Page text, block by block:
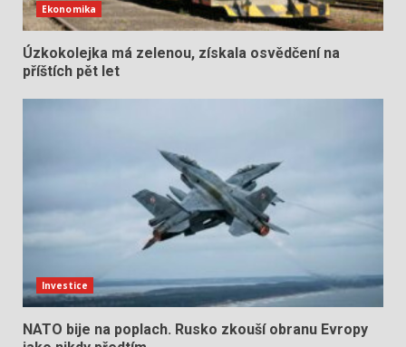
Ekonomika
Úzkokolejka má zelenou, získala osvědčení na
příštích pět let
Investice
NATO bije na poplach. Rusko zkouší obranu Evropy